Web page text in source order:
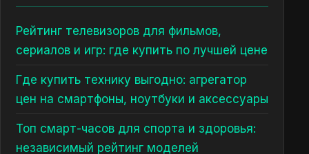
Рейтинг телевизоров для фильмов,
сериалов и игр: где купить по лучшей цене
Где купить технику выгодно: агрегатор
цен на смартфоны, ноутбуки и аксессуары
Топ смарт-часов для спорта и здоровья:
независимый рейтинг моделей